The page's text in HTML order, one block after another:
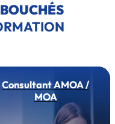
Consultant AMOA /
MOA